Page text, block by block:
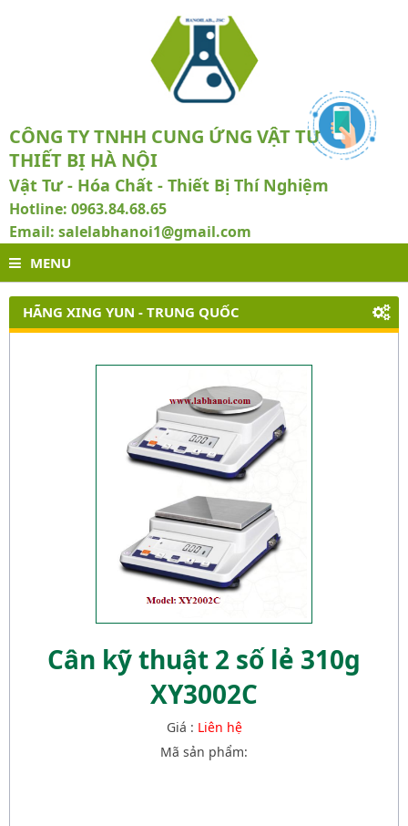
CÔNG TY TNHH CUNG ỨNG VẬT TƯ VÀ
THIẾT BỊ HÀ NỘI
Vật Tư - Hóa Chất - Thiết Bị Thí Nghiệm
Hotline: 0963.84.68.65
Email: salelabhanoi1@gmail.com
MENU
HÃNG XING YUN - TRUNG QUỐC
Cân kỹ thuật 2 số lẻ 310g
XY3002C
Giá : Liên hệ
Mã sản phẩm: